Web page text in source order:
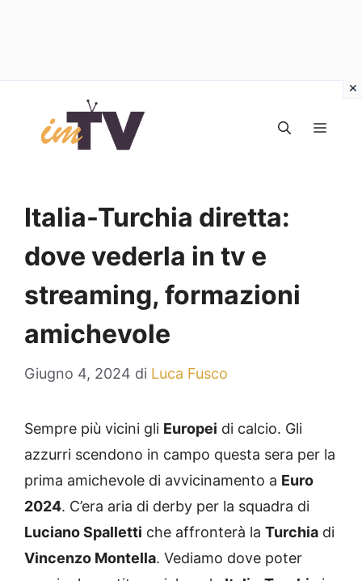
contenuto
Italia-Turchia diretta:
dove vederla in tv e
streaming, formazioni
amichevole
Giugno 4, 2024 di Luca Fusco
Sempre più vicini gli Europei di calcio. Gli
azzurri scendono in campo questa sera per la
prima amichevole di avvicinamento a Euro
2024. C’era aria di derby per la squadra di
Luciano Spalletti che affronterà la Turchia di
Vincenzo Montella. Vediamo dove poter